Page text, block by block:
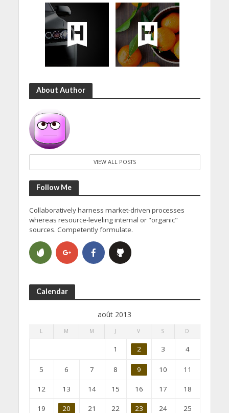
About Author
VIEW ALL POSTS
Follow Me
Collaboratively harness market-driven processes
whereas resource-leveling internal or "organic"
sources. Competently formulate.
Calendar
août 2013
L M M J V S D
1 2 3 4
5 6 7 8 9 10 11
12 13 14 15 16 17 18
19 20 21 22 23 24 25